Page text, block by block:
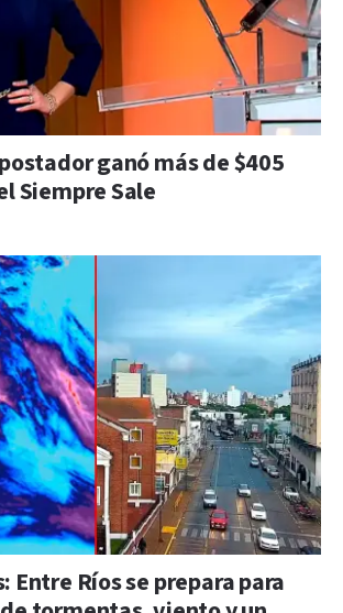
ganó más de $405
Siempre Sale
Entre Ríos se prepara para